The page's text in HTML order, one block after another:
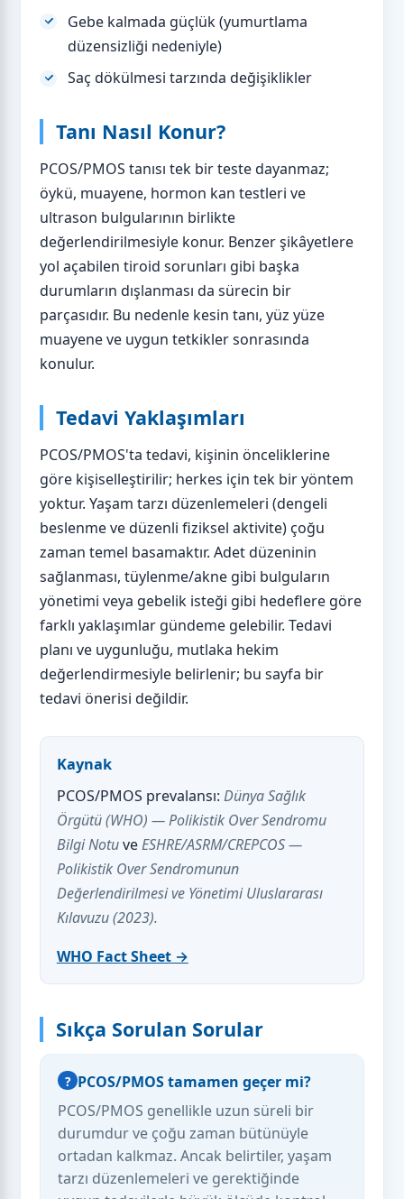
Gebe kalmada güçlük (yumurtlama
düzensizliği nedeniyle)
Saç dökülmesi tarzında değişiklikler
Tanı Nasıl Konur?
PCOS/PMOS tanısı tek bir teste dayanmaz;
öykü, muayene, hormon kan testleri ve
ultrason bulgularının birlikte
değerlendirilmesiyle konur. Benzer şikâyetlere
yol açabilen tiroid sorunları gibi başka
durumların dışlanması da sürecin bir
parçasıdır. Bu nedenle kesin tanı, yüz yüze
muayene ve uygun tetkikler sonrasında
konulur.
Tedavi Yaklaşımları
PCOS/PMOS'ta tedavi, kişinin önceliklerine
göre kişiselleştirilir; herkes için tek bir yöntem
yoktur. Yaşam tarzı düzenlemeleri (dengeli
beslenme ve düzenli fiziksel aktivite) çoğu
zaman temel basamaktır. Adet düzeninin
sağlanması, tüylenme/akne gibi bulguların
yönetimi veya gebelik isteği gibi hedeflere göre
farklı yaklaşımlar gündeme gelebilir. Tedavi
planı ve uygunluğu, mutlaka hekim
değerlendirmesiyle belirlenir; bu sayfa bir
tedavi önerisi değildir.
Kaynak
PCOS/PMOS prevalansı: Dünya Sağlık
Örgütü (WHO) — Polikistik Over Sendromu
Bilgi NotuveESHRE/ASRM/CREPCOS —
Polikistik Over Sendromunun
Değerlendirilmesi ve Yönetimi Uluslararası
Kılavuzu (2023).
WHO Fact Sheet →
Sıkça Sorulan Sorular
PCOS/PMOS tamamen geçer mi?
PCOS/PMOS genellikle uzun süreli bir
durumdur ve çoğu zaman bütünüyle
ortadan kalkmaz. Ancak belirtiler, yaşam
tarzı düzenlemeleri ve gerektiğinde